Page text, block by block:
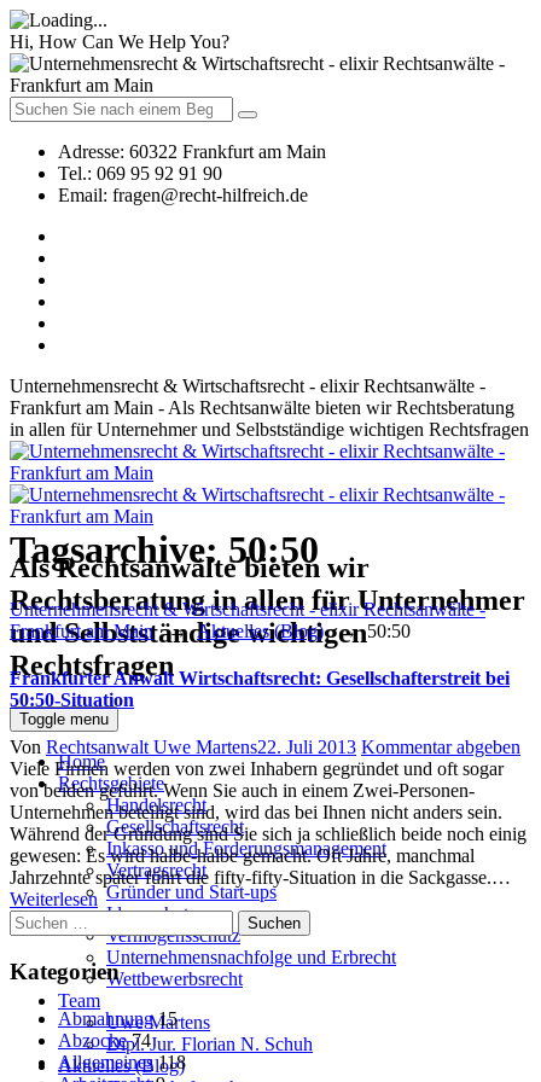
Hi, How Can We Help You?
Adresse: 60322 Frankfurt am Main
Tel.: 069 95 92 91 90
Email: fragen@recht-hilfreich.de
Unternehmensrecht & Wirtschaftsrecht - elixir Rechtsanwälte -
Frankfurt am Main - Als Rechtsanwälte bieten wir Rechtsberatung
in allen für Unternehmer und Selbstständige wichtigen Rechtsfragen
Als Rechtsanwälte bieten wir
Rechtsberatung in allen für Unternehmer
und Selbstständige wichtigen
Rechtsfragen
Toggle menu
Home
Rechtsgebiete
Handelsrecht
Gesellschaftsrecht
Inkasso und Forderungsmanagement
Vertragsrecht
Gründer und Start-ups
Ideenschutz
Vermögensschutz
Unternehmensnachfolge und Erbrecht
Wettbewerbsrecht
Team
Uwe Martens
Dipl. Jur. Florian N. Schuh
Aktuelles (Blog)
Tagsarchive:50:50
Unternehmensrecht & Wirtschaftsrecht - elixir Rechtsanwälte -
Frankfurt am Main →Aktuelles (Blog)→50:50
Frankfurter Anwalt Wirtschaftsrecht: Gesellschafterstreit bei
50:50-Situation
Author
Von Rechtsanwalt Uwe MartensPosted
on
22. Juli 2013 Kommentar abgeben
Viele Firmen werden von zwei Inhabern gegründet und oft sogar
von beiden geführt. Wenn Sie auch in einem Zwei-Personen-
Unternehmen beteiligt sind, wird das bei Ihnen nicht anders sein.
Während der Gründung sind Sie sich ja schließlich beide noch einig
gewesen: Es wird halbe-halbe gemacht. Oft Jahre, manchmal
Jahrzehnte später führt die fifty-fifty-Situation in die Sackgasse.…
Weiterlesen
Suchen
nach:
Kategorien
Abmahnung 15
Abzocke 74
Allgemeines 118